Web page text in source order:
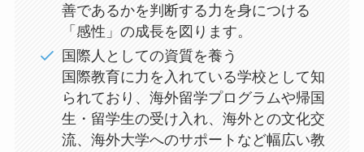
善であるかを判断する力を身につける
「感性」の成長を図ります。
国際人としての資質を養う
国際教育に力を入れている学校として知
られており、海外留学プログラムや帰国
生・留学生の受け入れ、海外との文化交
流、海外大学へのサポートなど幅広い教